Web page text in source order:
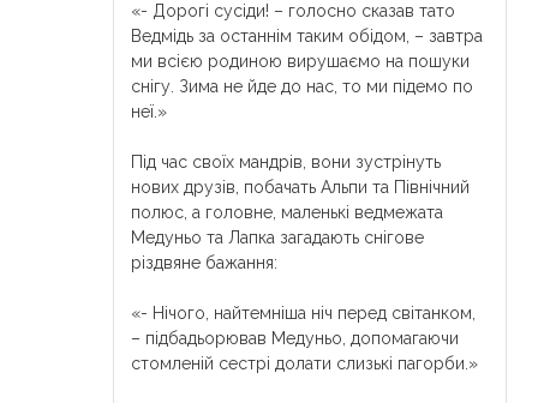
«- Дорогі сусіди! – голосно сказав тато
Ведмідь за останнім таким обідом, – завтра
ми всією родиною вирушаємо на пошуки
снігу. Зима не йде до нас, то ми підемо по
неї.»
Під час своїх мандрів, вони зустрінуть
нових друзів, побачать Альпи та Північний
полюс, а головне, маленькі ведмежата
Медуньо та Лапка загадають снігове
різдвяне бажання:
«- Нічого, найтемніша ніч перед світанком,
– підбадьорював Медуньо, допомагаючи
стомленій сестрі долати слизькі пагорби.»